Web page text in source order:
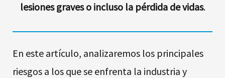
lesiones graves o incluso la pérdida de vidas.
En este artículo, analizaremos los principales
riesgos a los que se enfrenta la industria y